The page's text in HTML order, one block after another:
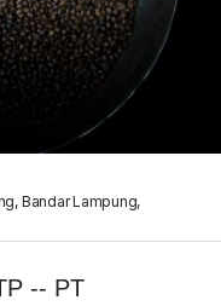
Bandar Lampung,
-- PT